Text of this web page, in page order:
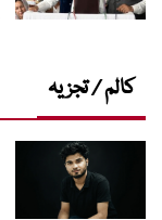
کالم / تجزیہ